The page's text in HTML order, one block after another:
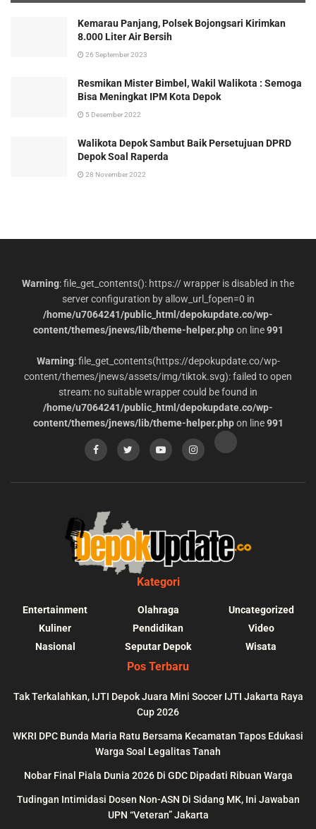
Kemarau Panjang, Polsek Bojongsari Kirimkan
8.000 Liter Air Bersih
26 September 2023
Resmikan Mister Bimbel, Wakil Walikota : Semoga
Bisa Meningkat IPM Kota Depok
5 Desember 2022
Walikota Depok Sambut Baik Persetujuan DPRD
Depok Soal Raperda
28 November 2022
Warning: file_get_contents(): https:// wrapper is disabled in the
server configuration by allow_url_fopen=0 in
/home/u7064241/public_html/depokupdate.co/wp-
content/themes/jnews/lib/theme-helper.phpon line991
Warning: file_get_contents(https://depokupdate.co/wp-
content/themes/jnews/assets/img/tiktok.svg): failed to open
stream: no suitable wrapper could be found in
/home/u7064241/public_html/depokupdate.co/wp-
content/themes/jnews/lib/theme-helper.phpon line991
Kategori
Entertainment
Kuliner
Nasional
Olahraga
Pendidikan
Seputar Depok
Uncategorized
Video
Wisata
Pos Terbaru
Tak Terkalahkan, IJTI Depok Juara Mini Soccer IJTI Jakarta Raya
Cup 2026
WKRI DPC Bunda Maria Ratu Bersama Kecamatan Tapos Edukasi
Warga Soal Legalitas Tanah
Nobar Final Piala Dunia 2026 Di GDC Dipadati Ribuan Warga
Tudingan Intimidasi Dosen Non-ASN Di Sidang MK, Ini Jawaban
UPN “Veteran” Jakarta
depokupdate.co/wp-
line
:
content/themes/
could be found in